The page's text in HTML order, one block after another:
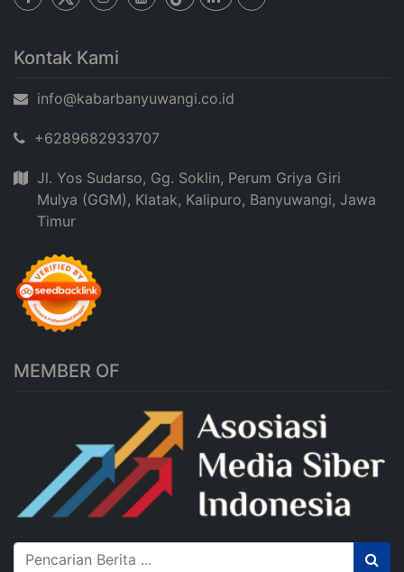
Kontak Kami
info@kabarbanyuwangi.co.id
+6289682933707
Jl. Yos Sudarso, Gg. Soklin, Perum Griya Giri
Mulya (GGM), Klatak, Kalipuro, Banyuwangi, Jawa
Timur
MEMBER OF